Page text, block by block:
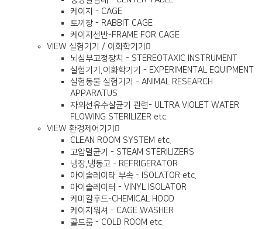
케이지 - CAGE
토끼장 - RABBIT CAGE
케이지선반-FRAME FOR CAGE
VIEW 실험기기 / 이화학기기
뇌심부고정장치 - STEREOTAXIC INSTRUMENT
실험기기,이화학기기 - EXPERIMENTAL EQUIPMENT
실험동물 실험기기 - ANIMAL RESEARCH
APPARATUS
자외선유수살균기 관련- ULTRA VIOLET WATER
FLOWING STERILIZER etc.
VIEW 환경제어기기
CLEAN ROOM SYSTEM etc.
고압멸균기 - STEAM STERILIZERS
냉장,냉동고 - REFRIGERATOR
아이솔레이타 부속 - ISOLATOR etc.
아이솔레이터 - VINYL ISOLATOR
케미칼후드-CHEMICAL HOOD
케이지워셔 - CAGE WASHER
콜드룸 - COLD ROOM etc.